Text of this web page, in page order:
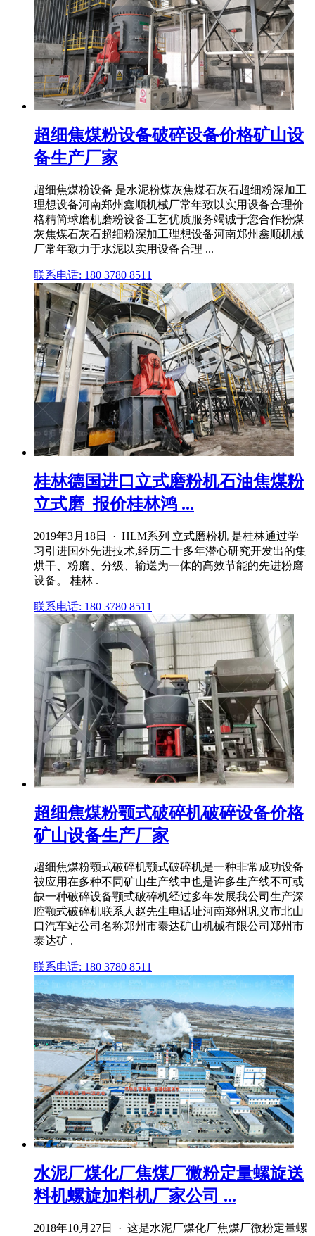
超细焦煤粉设备破碎设备价格矿山设
备生产厂家
超细焦煤粉设备 是水泥粉煤灰焦煤石灰石超细粉深加工
理想设备河南郑州鑫顺机械厂常年致以实用设备合理价
格精简球磨机磨粉设备工艺优质服务竭诚于您合作粉煤
灰焦煤石灰石超细粉深加工理想设备河南郑州鑫顺机械
厂常年致力于水泥以实用设备合理 ...
联系电话: 180 3780 8511
桂林德国进口立式磨粉机石油焦煤粉
立式磨_报价桂林鸿 ...
2019年3月18日 · HLM系列 立式磨粉机 是桂林通过学
习引进国外先进技术,经历二十多年潜心研究开发出的集
烘干、粉磨、分级、输送为一体的高效节能的先进粉磨
设备。 桂林 .
联系电话: 180 3780 8511
超细焦煤粉颚式破碎机破碎设备价格
矿山设备生产厂家
超细焦煤粉颚式破碎机颚式破碎机是一种非常成功设备
被应用在多种不同矿山生产线中也是许多生产线不可或
缺一种破碎设备颚式破碎机经过多年发展我公司生产深
腔颚式破碎机联系人赵先生电话址河南郑州巩义市北山
口汽车站公司名称郑州市泰达矿山机械有限公司郑州市
泰达矿 .
联系电话: 180 3780 8511
水泥厂煤化厂焦煤厂微粉定量螺旋送
料机螺旋加料机厂家公司 ...
2018年10月27日 · 这是水泥厂煤化厂焦煤厂微粉定量螺